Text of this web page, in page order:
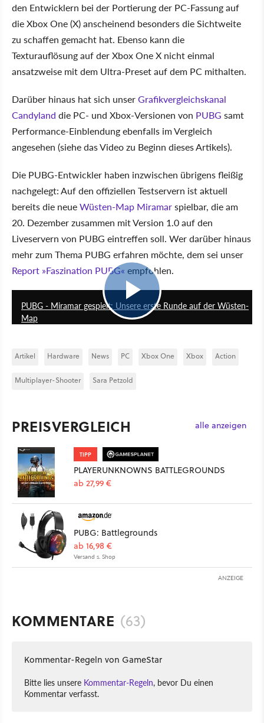
den Entwicklern bei der Portierung der PC-Fassung auf
die Xbox One (X) anscheinend besonders die Sichtweite
zu schaffen gemacht hat. Ebenso kann die
Texturauflösung auf der Xbox One X nicht einmal
ansatzweise mit dem Ultra-Preset auf dem PC mithalten.
Darüber hinaus hat sich unserGrafikvergleichskanal
Candyland die PC- und Xbox-Versionen von PUBG samt
Performance-Einblendung ebenfalls im Vergleich
angesehen (siehe das Video zu Beginn dieses Artikels).
Die PUBG-Entwickler haben inzwischen übrigens fleißig
nachgelegt: Auf den offiziellen Testservern ist aktuell
bereits die neueWüsten-Map Miramarspielbar, die am
20. Dezember zusammen mit Version 1.0 auf den
Liveservern von PUBG eintreffen soll. Wer darüber hinaus
mehr zum Thema PUBG erfahren möchte, dem sei unser
Report »Faszination PUBG« empfohlen.
PUBG - Miramar gespielt: Unsere erste Runde auf der Wüsten-
Map
Artikel Hardware News PC Xbox One Xbox Action
Multiplayer-Shooter Sara Petzold
PREISVERGLEICH alle anzeigen
TIPP
PLAYERUNKNOWNS BATTLEGROUNDS
ab 27,99 €
PUBG: Battlegrounds
ab 16,98 €
Versand s. Shop
ANZEIGE
KOMMENTARE (63)
Kommentar-Regeln von GameStar
Bitte lies unsere Kommentar-Regeln, bevor Du einen
Kommentar verfasst.